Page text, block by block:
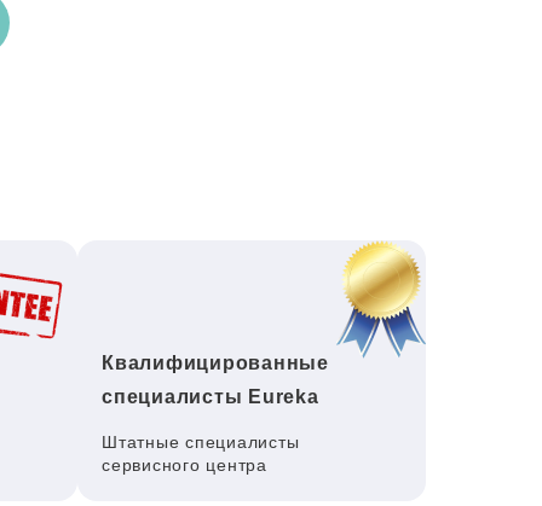
Квалифицированные
специалисты Eureka
Штатные специалисты
сервисного центра